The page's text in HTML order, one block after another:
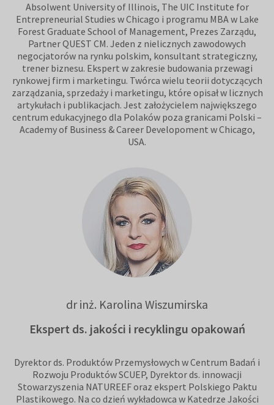
Absolwent University of Illinois, The UIC Institute for
Entrepreneurial Studies w Chicago i programu MBA w Lake
Forest Graduate School of Management, Prezes Zarządu,
Partner QUEST CM. Jeden z nielicznych zawodowych
negocjatorów na rynku polskim, konsultant strategiczny,
trener biznesu. Ekspert w zakresie budowania przewagi
rynkowej firm i marketingu. Twórca wielu teorii dotyczących
zarządzania, sprzedaży i marketingu, które opisał w licznych
artykułach i publikacjach. Jest założycielem największego
centrum edukacyjnego dla Polaków poza granicami Polski –
Academy of Business & Career Developoment w Chicago,
USA.
dr inż. Karolina Wiszumirska
Ekspert ds. jakości i recyklingu opakowań
Dyrektor ds. Produktów Przemysłowych w Centrum Badań i
Rozwoju Produktów SCUEP, Dyrektor ds. innowacji
Stowarzyszenia NATUREEF oraz ekspert Polskiego Paktu
Plastikowego. Na co dzień wykładowca w Katedrze Jakości